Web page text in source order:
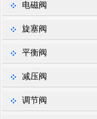
电磁阀
旋塞阀
平衡阀
减压阀
调节阀